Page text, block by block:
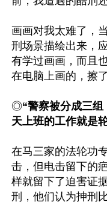
画画对我太难了，
刑场景描绘出来，
有学过画画，而且
在电脑上画的，擦
◎“警察被分成三
天上班的工作就是
在马三家的法轮功
击，但电击留下的
样就留下了迫害证
刑，他们认为抻刑